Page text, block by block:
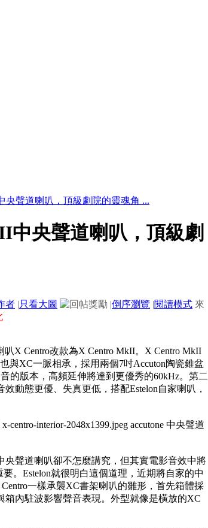
央聲道喇叭，頂級劇院的靈魂角 ...
中央聲道喇叭，頂級劇
者 |只看大圖 |倒序瀏覽 |閱讀模式 來
X Centro改款為X Centro MkII。X Centro MkII
與XC一脈相承，採用兩個7吋Accuton陶瓷錐盆
的版本，高頻延伸將達到更優秀的60kHz。第二
動態更優、失真更低，搭配Estelon自家喇叭，
聲道喇叭卻不怎麼講究，但其實電影音效中將
。Estelon就很明白這個道理，近期將自家的中
一樣承襲XC書架喇叭的雛形，首先箱體採
內駐波影響聲音表現。外型就像是橫放的XC